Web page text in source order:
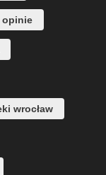
opinie
wrocław